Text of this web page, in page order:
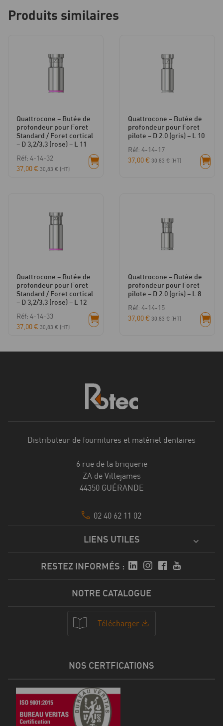
cortical
-Produits similaires
Quattrocone – Butée de
profondeur pour Foret
Standard / Foret cortical
– D 3,2/3,3 (rose) – L 11
Réf: 4-14-32
37,00€ 30,83 € (HT)
Quattrocone – Butée de
profondeur pour Foret
pilote – D 2.0 (gris) – L 10
Réf: 4-14-17
37,00€ 30,83 € (HT)
Quattrocone – Butée de
profondeur pour Foret
Standard / Foret cortical
– D 3,2/3,3 (rose) – L 12
Réf: 4-14-33
37,00€ 30,83 € (HT)
Quattrocone – Butée de
profondeur pour Foret
pilote – D 2.0 (gris) – L 8
Réf: 4-14-15
37,00€ 30,83 € (HT)
Distributeur de fournitures et matériel dentaires
6 rue de la briquerie
ZA de Villejames
44350 GUÉRANDE
02 40 62 11 02
LIENS UTILES
RESTEZ INFORMÉS :
NOTRE CATALOGUE
Télécharger
NOS CERTFICATIONS